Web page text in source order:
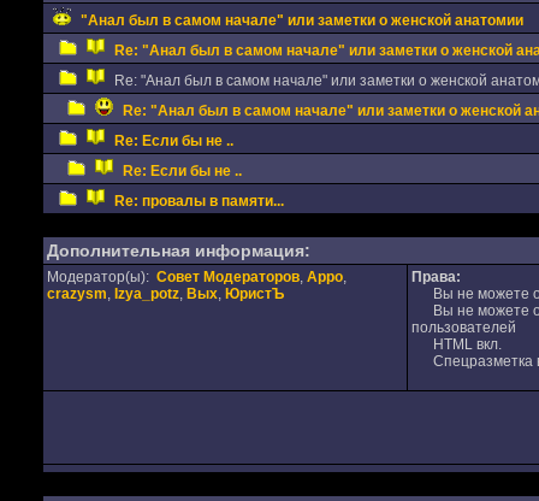
"Анал был в самом начале" или заметки о женской анатомии
Re: "Анал был в самом начале" или заметки о женской
Re: "Анал был в самом начале" или заметки о женской
Re: "Анал был в самом начале" или заметки о женской
Re: Если бы не ..
Re: Если бы не ..
Re: провалы в памяти...
Дополнительная информация:
Модератор(ы): Совет Модераторов, Appo,
crazysm, Izya_potz, Вых, ЮристЪ
Права:
Вы не можете
Вы не можете
пользователей
HTML вкл.
Спецразметка